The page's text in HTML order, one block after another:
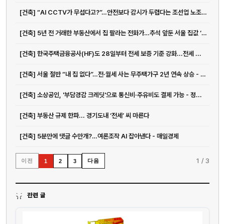
[건축] “AI CCTV가 무섭다고?”…안전보다 감시가 두렵다는 조선업 노조 - 매일경제
[건축] 5년 전 거래한 부동산에서 집 팔라는 전화가…추석 앞둔 서울 집값 ‘폭풍 전야’
[건축] 한국주택금융공사(HF)도 28일부터 전세 보증 기준 강화...전세 ...
[건축] 서울 절반 “내 집 없다”…전·월세 사는 무주택가구 2년 연속 상승 - 매일경제
[건축] 소상공인, '부담경감 크레딧'으로 통신비·주유비도 결제 가능 - 정...
[건축] 부동산 규제 한파... 경기도내 ‘전세’ 씨 마른다
[건축] 5분만에 댓글 수만개?…여론조작 AI 잡아낸다 - 매일경제
이전 1 2 3 다음 1 / 3
관련 글